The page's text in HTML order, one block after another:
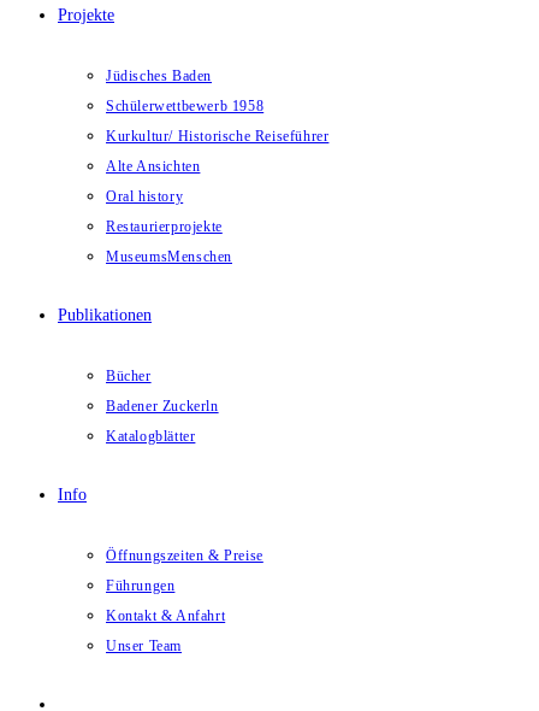
Projekte
Jüdisches Baden
Schülerwettbewerb 1958
Kurkultur/ Historische Reiseführer
Alte Ansichten
Oral history
Restaurierprojekte
MuseumsMenschen
Publikationen
Bücher
Badener Zuckerln
Katalogblätter
Info
Öffnungszeiten & Preise
Führungen
Kontakt & Anfahrt
Unser Team